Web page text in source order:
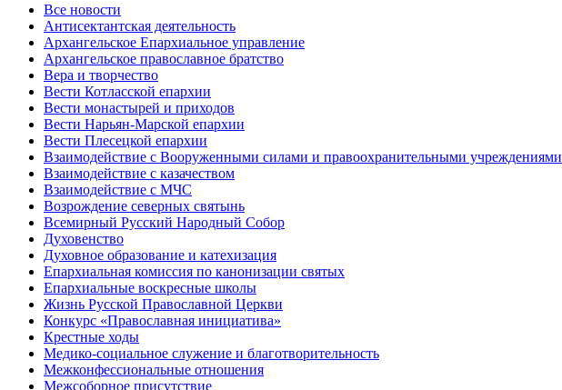
Все новости
Антисектантская деятельность
Архангельское Епархиальное управление
Архангельское православное братство
Вера и творчество
Вести Котласской епархии
Вести монастырей и приходов
Вести Нарьян-Марской епархии
Вести Плесецкой епархии
Взаимодействие с Вооруженными силами и правоохранительными учреждениями
Взаимодействие с казачеством
Взаимодействие с МЧС
Возрождение северных святынь
Всемирный Русский Народный Собор
Духовенство
Духовное образование и катехизация
Епархиальная комиссия по канонизации святых
Епархиальные воскресные школы
Жизнь Русской Православной Церкви
Конкурс «Православная инициатива»
Крестные ходы
Медико-социальное служение и благотворительность
Межконфессиональные отношения
Межсоборное присутствие